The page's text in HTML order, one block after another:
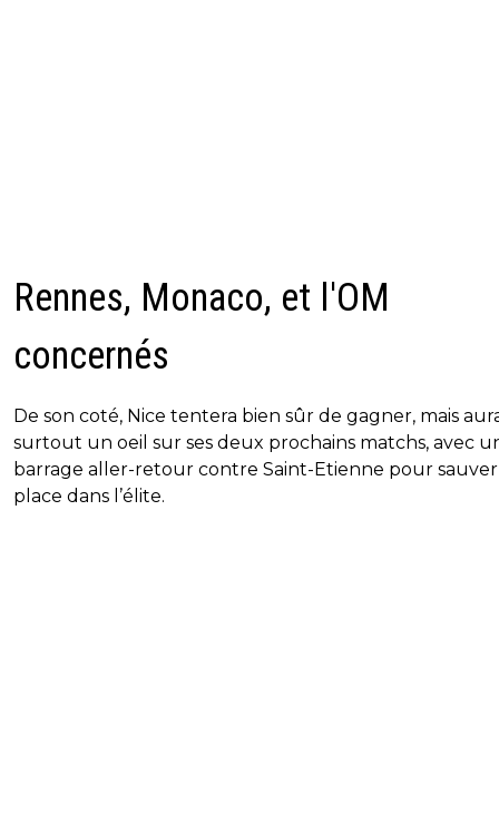
Rennes, Monaco, et l'OM
concernés
De son coté, Nice tentera bien sûr de gagner, mais
surtout un oeil sur ses deux prochains matchs, avec
barrage aller-retour contre Saint-Etienne pour sauver
place dans l’élite.